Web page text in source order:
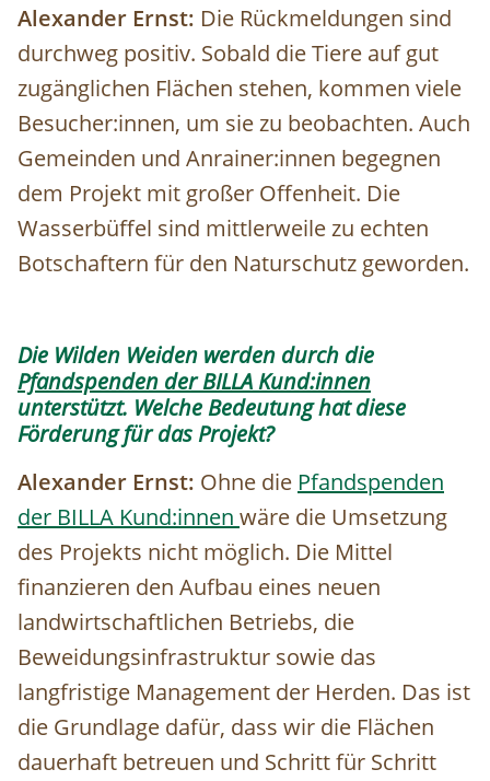
Alexander Ernst: Die Rückmeldungen sind
durchweg positiv. Sobald die Tiere auf gut
zugänglichen Flächen stehen, kommen viele
Besucher:innen, um sie zu beobachten. Auch
Gemeinden und Anrainer:innen begegnen
dem Projekt mit großer Offenheit. Die
Wasserbüffel sind mittlerweile zu echten
Botschaftern für den Naturschutz geworden.
Die Wilden Weiden werden durch die
Pfandspenden der BILLA Kund:innen
unterstützt. Welche Bedeutung hat diese
Förderung für das Projekt?
Alexander Ernst: Ohne die Pfandspenden
der BILLA Kund:innen wäre die Umsetzung
des Projekts nicht möglich. Die Mittel
finanzieren den Aufbau eines neuen
landwirtschaftlichen Betriebs, die
Beweidungsinfrastruktur sowie das
langfristige Management der Herden. Das ist
die Grundlage dafür, dass wir die Flächen
dauerhaft betreuen und Schritt für Schritt